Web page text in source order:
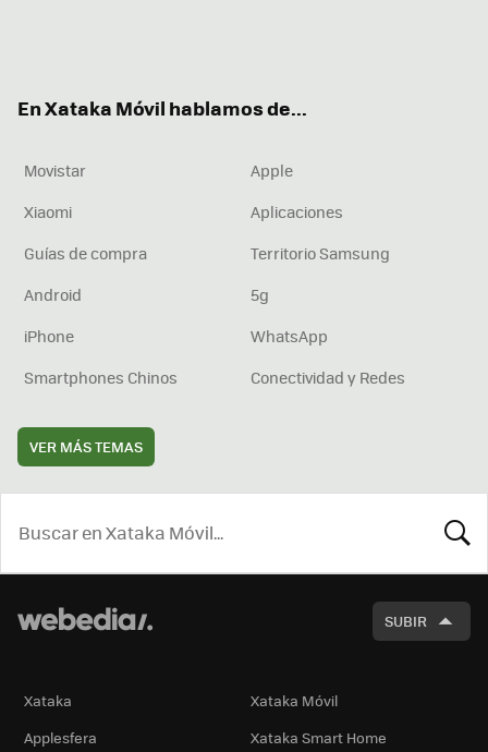
En Xataka Móvil hablamos de...
Movistar
Apple
Xiaomi
Aplicaciones
Guías de compra
Territorio Samsung
Android
5g
iPhone
WhatsApp
Smartphones Chinos
Conectividad y Redes
VER MÁS TEMAS
SUBIR
Xataka
Xataka Móvil
Applesfera
Xataka Smart Home